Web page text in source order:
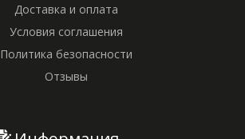
Доставка и оплата
Условия соглашения
Политика безопасности
Отзывы